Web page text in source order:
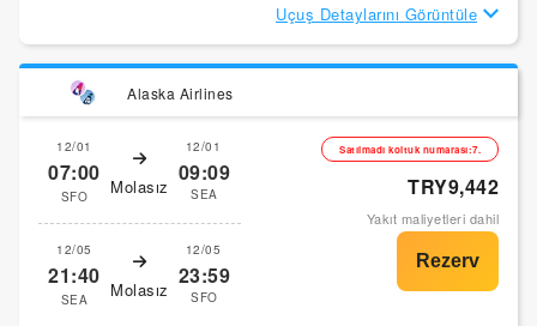
Uçuş Detaylarını Görüntüle
Alaska Airlines
12/01
07:00
SFO Molasız
12/01
09:09
SEA
12/05
21:40
SEA Molasız
12/05
23:59
SFO
Satılmadı koltuk numarası:7.
TRY9,442
Yakıt maliyetleri dahil